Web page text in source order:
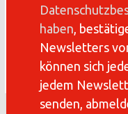
haben,
Newsletters
können sich
jedem
senden,